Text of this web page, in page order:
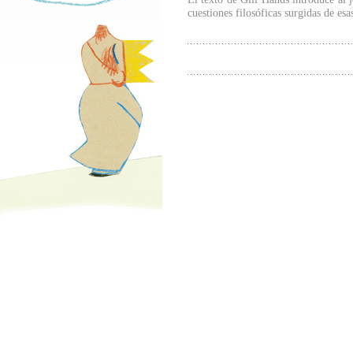
cuestiones filosóficas surgidas de